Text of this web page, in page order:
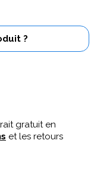
?
gratuit en
et les retours